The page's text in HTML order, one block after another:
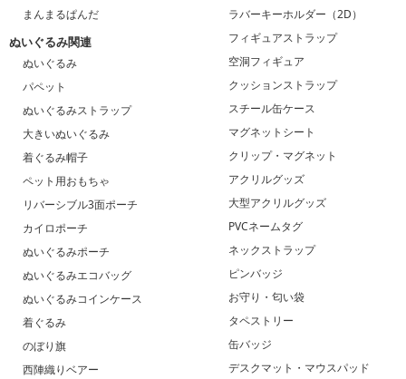
まんまるぱんだ
ぬいぐるみ関連
ぬいぐるみ
パペット
ぬいぐるみストラップ
大きいぬいぐるみ
着ぐるみ帽子
ペット用おもちゃ
リバーシブル3面ポーチ
カイロポーチ
ぬいぐるみポーチ
ぬいぐるみエコバッグ
ぬいぐるみコインケース
着ぐるみ
のぼり旗
西陣織りベアー
ラバーキーホルダー（2D）
フィギュアストラップ
空洞フィギュア
クッションストラップ
スチール缶ケース
マグネットシート
クリップ・マグネット
アクリルグッズ
大型アクリルグッズ
PVCネームタグ
ネックストラップ
ピンバッジ
お守り・匂い袋
タペストリー
缶バッジ
デスクマット・マウスパッド